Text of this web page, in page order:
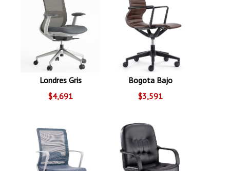
Londres Gris
$4,691
Bogota Bajo
$3,591